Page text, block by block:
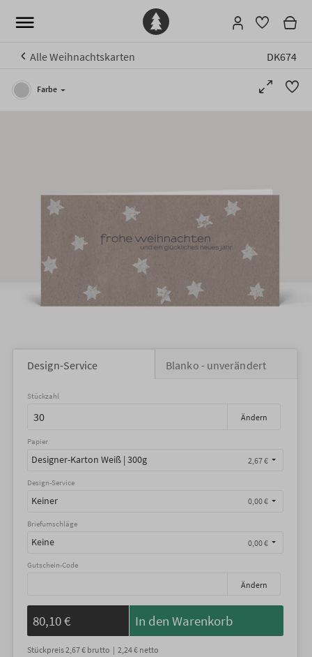
Alle Weihnachtskarten DK674
Farbe
Design-Service Blanko - unverändert
Stückzahl
Ändern
Papier
Designer-Karton Weiß | 300g 2,67 €
Design-Service
Keiner 0,00 €
Briefumschläge
Keine 0,00 €
Gutschein-Code
Ändern
80,10 € In den Warenkorb
Stückpreis2,67 € brutto | 2,24 € netto